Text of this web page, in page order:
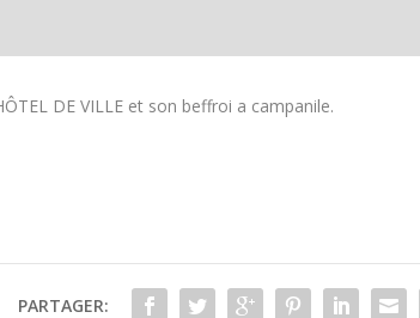
DE VILLE et son beffroi a campanile.
PARTAGER: